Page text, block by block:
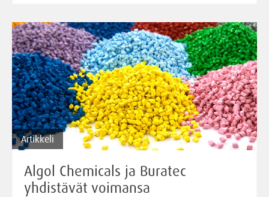
Artikkeli
Algol Chemicals ja Buratec
yhdistävät voimansa